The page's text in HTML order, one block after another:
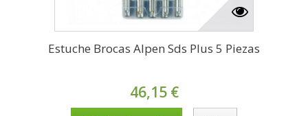
Estuche Brocas Alpen Sds Plus 5 Piezas
46,15 €